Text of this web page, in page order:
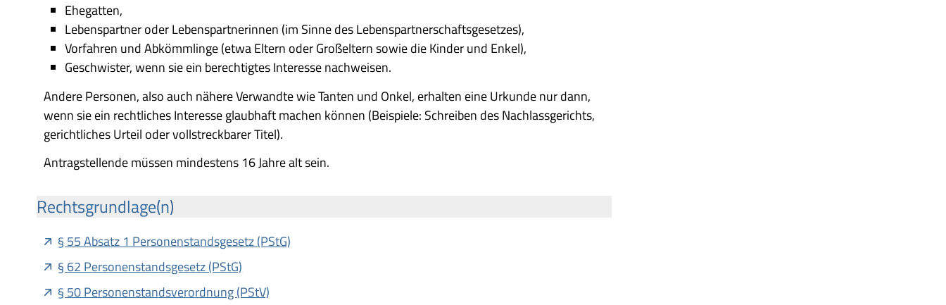
Ehegatten,
Lebenspartner oder Lebenspartnerinnen (im Sinne des Lebenspartnerschaftsgesetzes),
Vorfahren und Abkömmlinge (etwa Eltern oder Großeltern sowie die Kinder und Enkel),
Geschwister, wenn sie ein berechtigtes Interesse nachweisen.
Andere Personen, also auch nähere Verwandte wie Tanten und Onkel, erhalten eine Urkunde nur dann,
wenn sie ein rechtliches Interesse glaubhaft machen können (Beispiele: Schreiben des Nachlassgerichts,
gerichtliches Urteil oder vollstreckbarer Titel).
Antragstellende müssen mindestens 16 Jahre alt sein.
Rechtsgrundlage(n)
§ 55 Absatz 1 Personenstandsgesetz (PStG)
§ 62 Personenstandsgesetz (PStG)
§ 50 Personenstandsverordnung (PStV)